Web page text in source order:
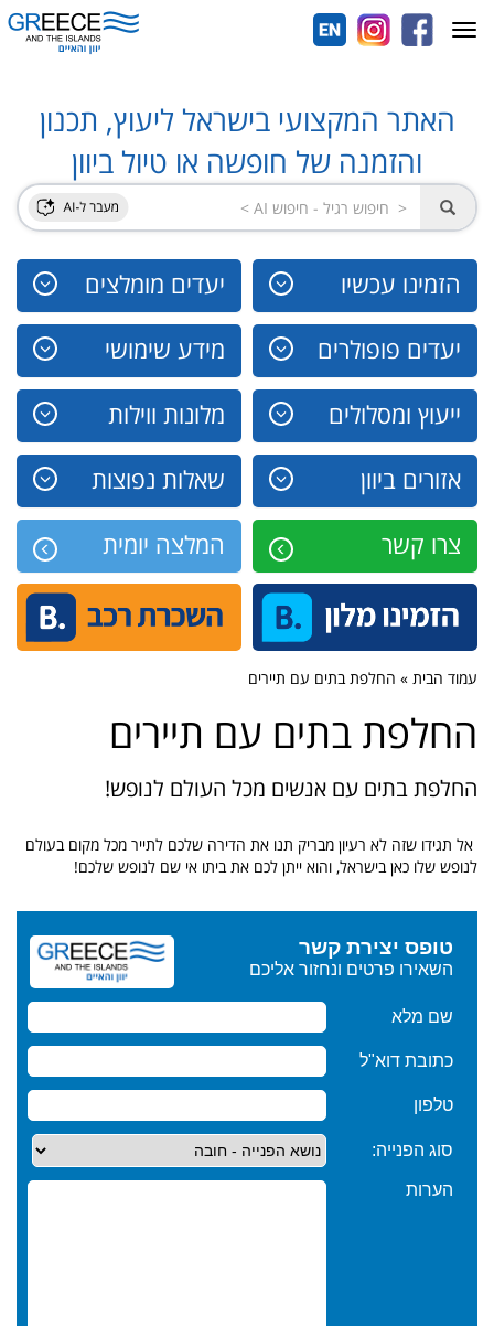
האתר המקצועי בישראל ליעוץ, תכנון
והזמנה של חופשה או טיול ביוון
הזמינו עכשיו יעדים מומלצים
יעדים פופולרים מידע שימושי
ייעוץ ומסלולים מלונות ווילות
אזורים ביוון שאלות נפוצות
צרו קשר המלצה יומית
Toggle
navigation
עמוד הבית » החלפת בתים עם תיירים
החלפת בתים עם תיירים
החלפת בתים עם אנשים מכל העולם לנופש!
אל תגידו שזה לא רעיון מבריק תנו את הדירה שלכם לתייר מכל מקום בעולם
לנופש שלו כאן בישראל, והוא ייתן לכם את ביתו אי שם לנופש שלכם!